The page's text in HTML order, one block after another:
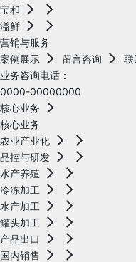
宝和
溢鲜
营销与服务
案例展示
留言咨询
联
业务咨询电话：
0000-00000000
核心业务
核心业务
农业产业化
品控与研发
水产养殖
冷冻加工
水产加工
罐头加工
产品出口
国内销售